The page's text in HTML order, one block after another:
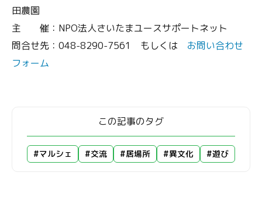
田農園
主 催：NPO法人さいたまユースサポートネット
問合せ先：048-8290-7561 もしくは お問い合わせ
フォーム
この記事のタグ
#マルシェ #交流 #居場所 #異文化 #遊び